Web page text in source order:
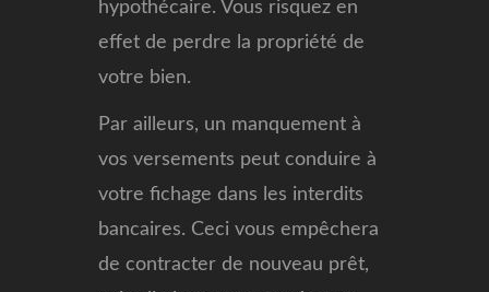
hypothécaire. Vous risquez en
effet de perdre la propriété de
votre bien.
Par ailleurs, un manquement à
vos versements peut conduire à
votre fichage dans les interdits
bancaires. Ceci vous empêchera
de contracter de nouveau prêt,